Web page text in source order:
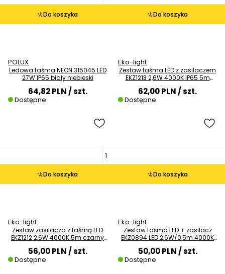
Do koszyka
POLUX
Ledowa taśma NEON 315045 LED
27W IP65 biały niebieski
64,82 PLN/ szt.
Dostępne
Do koszyka
Eko-light
Zestaw taśma LED z zasilaczem
EKZ1213 2,6W 4000K IP65 5m
czarny biały
62,00 PLN/ szt.
Dostępne
Do koszyka
Eko-light
Zestaw zasilacza z taśmą LED
EKZ1212 2,6W 4000K 5m czarny
56,00 PLN/ szt.
Dostępne
Do koszyka
Eko-light
Zestaw taśma LED + zasilacz
EKZ0894 LED 2,6W/0,5m 4000K
3m IP65 czarna
50,00 PLN/ szt.
Dostępne